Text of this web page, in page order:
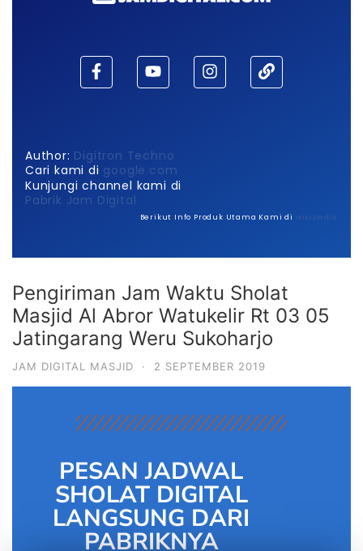
Author: Digitron Techno
Cari kami di google.com
Kunjungi channel kami di
Pabrik Jam Digital
Berikut Info Produk Utama Kami di wikipedia
Pengiriman Jam Waktu Sholat
Masjid Al Abror Watukelir Rt 03 05
Jatingarang Weru Sukoharjo
JAM DIGITAL MASJID · 2 SEPTEMBER 2019
PESAN JADWAL
SHOLAT DIGITAL
LANGSUNG DARI
PABRIKNYA